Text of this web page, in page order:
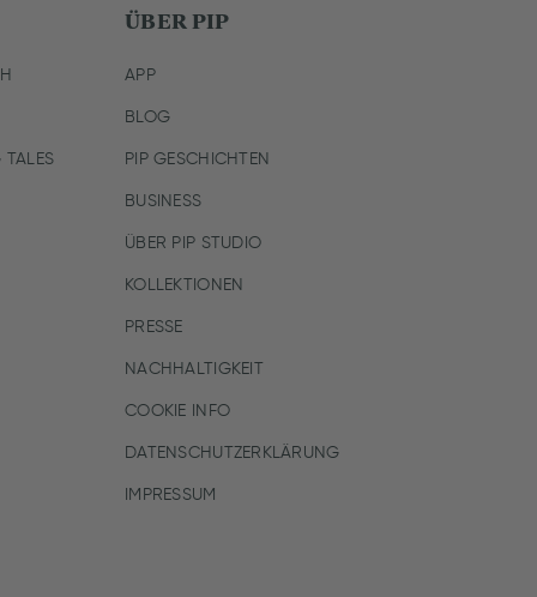
ÜBER PIP
APP
BLOG
PIP GESCHICHTEN
BUSINESS
ÜBER PIP STUDIO
KOLLEKTIONEN
PRESSE
NACHHALTIGKEIT
COOKIE INFO
DATENSCHUTZERKLÄRUNG
IMPRESSUM